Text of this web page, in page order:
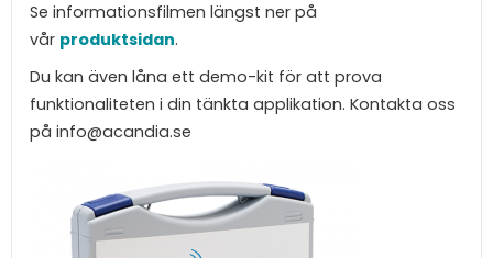
Se informationsfilmen längst ner på
vår produktsidan.
Du kan även låna ett demo-kit för att prova
funktionaliteten i din tänkta applikation. Kontakta oss
på info@acandia.se